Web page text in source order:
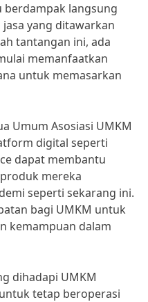
berdampak langsung
yang ditawarkan
tantangan ini, ada
memanfaatkan
untuk memasarkan
Umum Asosiasi UMKM
digital seperti
dapat membantu
mereka
seperti sekarang ini.
bagi UMKM untuk
kemampuan dalam
dihadapi UMKM
tetap beroperasi